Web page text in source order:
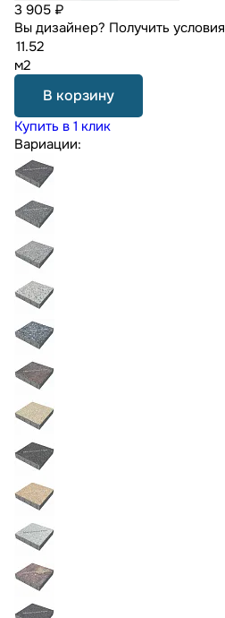
3 905 ₽
Вы дизайнер? Получить условия
м2
В корзину
Купить в 1 клик
Вариации: